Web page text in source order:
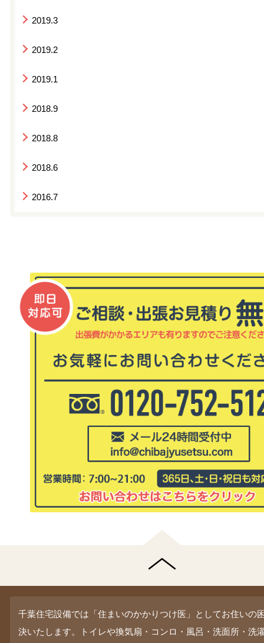
2019.3
2019.2
2019.1
2018.9
2018.8
2018.6
2016.7
千葉住宅設備では「住まいのかかりつけ医」としてお住いの
決いたします。トイレや換気扇・コンロ・風呂・洗面所・洗